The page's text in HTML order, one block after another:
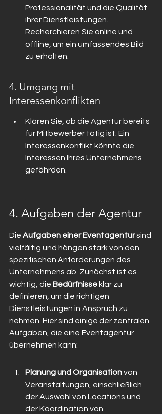
Professionalität und die Qualität
ihrer Dienstleistungen.
Recherchieren Sie online und
offline, um ein umfassendes Bild
zu erhalten.
4. Umgang mit
Interessenkonflikten
Klären Sie, ob die Agentur bereits
für Mitbewerber tätig ist. Ein
Interessenkonflikt könnte die
Interessen Ihres Unternehmens
gefährden.
4. Aufgaben der Agentur
Die Aufgaben einer Eventagentur sind
vielfältig und hängen stark von den
spezifischen Anforderungen des
Unternehmens ab. Zunächst ist es
wichtig, die Bedürfnisse klar zu
definieren, um die richtigen
Dienstleistungen in Anspruch zu
nehmen. Hier sind einige der zentralen
Aufgaben, die eine Eventagentur
übernehmen kann:
Planung und Organisation von
Veranstaltungen, einschließlich
der Auswahl von Locations und
der Koordination von